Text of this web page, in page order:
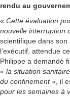
rendu au
« Cette évaluation
nouvelle interruption
scientifique dans
l’exécutif, attendue
Philippe a demandé
« la situation
du confinement», il
pour les semaines à